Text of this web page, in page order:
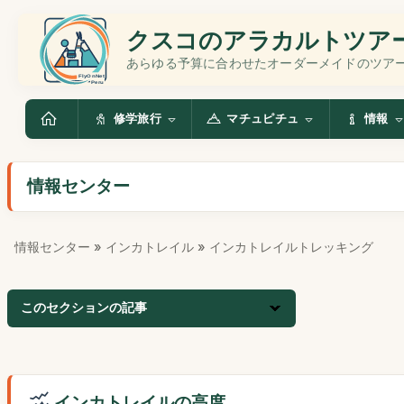
クスコのアラカルトツア
あらゆる予算に合わせたオーダーメイドのツアー
修学旅行 マチュピチュ 情報
情報センター
情報センター » インカトレイル » インカトレイルトレッキング
このセクションの記事